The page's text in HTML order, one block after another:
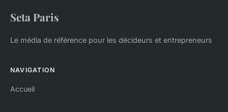
Seta Paris
Le média de référence pour les décideurs et entrepreneurs
NAVIGATION
Accueil